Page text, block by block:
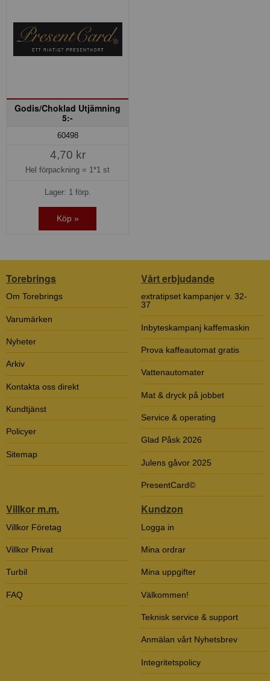
Godis/Choklad Utjämning
5:-
60498
4,70 kr
Hel förpackning = 1*1 st
Lager: 1 förp.
Köp »
Torebrings
Om Torebrings
Varumärken
Nyheter
Arkiv
Kontakta oss direkt
Kundtjänst
Policyer
Sitemap
Vårt erbjudande
extratipset kampanjer v. 32-
37
Inbyteskampanj kaffemaskin
Prova kaffeautomat gratis
Vattenautomater
Mat & dryck på jobbet
Service & operating
Glad Påsk 2026
Julens gåvor 2025
PresentCard©
Villkor m.m.
Villkor Företag
Villkor Privat
Turbil
FAQ
Kundzon
Logga in
Mina ordrar
Mina uppgifter
Välkommen!
Teknisk service & support
Anmälan vårt Nyhetsbrev
Integritetspolicy